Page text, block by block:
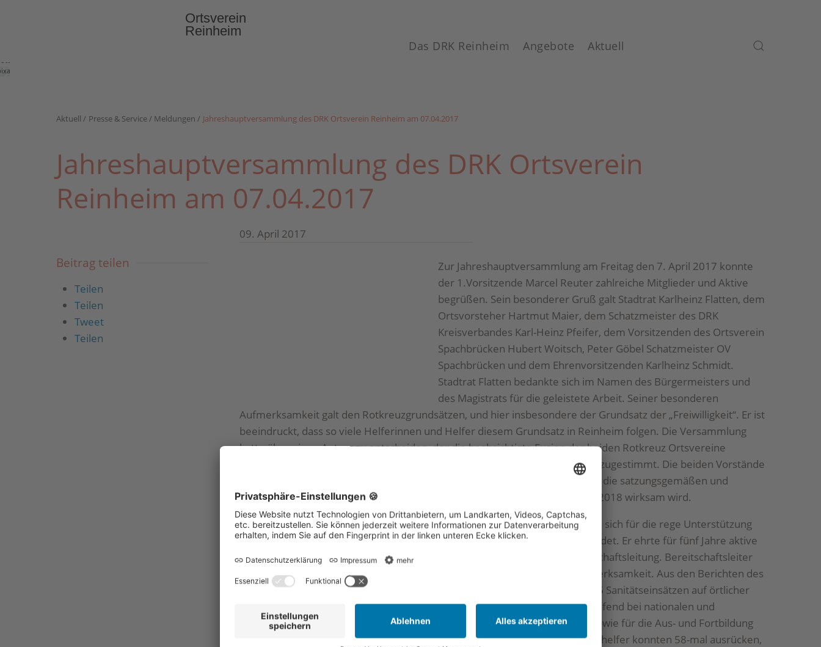
Ortsverein
Reinheim
Das DRK Reinheim
Angebote Aktuell
Aktuell Presse & Service Meldungen Jahreshauptversammlung des DRK Ortsverein Reinheim am 07.04.2017
Jahreshauptversammlung des DRK Ortsverein
Reinheim am 07.04.2017
Beitrag teilen
Teilen
Teilen
Tweet
Teilen
09. April 2017
Zur Jahreshauptversammlung am Freitag den 7. April 2017 konnte
der 1.Vorsitzende Marcel Reuter zahlreiche Mitglieder und Aktive
begrüßen. Sein besonderer Gruß galt Stadtrat Karlheinz Flatten, dem
Ortsvorsteher Hartmut Maier, dem Schatzmeister des DRK
Kreisverbandes Karl-Heinz Pfeifer, dem Vorsitzenden des Ortsverein
Spachbrücken Hubert Woitsch, Peter Göbel Schatzmeister OV
Spachbrücken und dem Ehrenvorsitzenden Karlheinz Schmidt.
Stadtrat Flatten bedankte sich im Namen des Bürgermeisters und
des Magistrats für die geleistete Arbeit. Seiner besonderen
Aufmerksamkeit galt den Rotkreuzgrundsätzen, und hier insbesondere der Grundsatz der „Freiwilligkeit“. Er ist
beeindruckt, dass so viele Helferinnen und Helfer diesem Grundsatz in Reinheim folgen. Die Versammlung
hatte über einen Antrag zu entscheiden, der die beabsichtigte Fusion der beiden Rotkreuz Ortsvereine
Reinheim und Spachbrücken beinhaltete. Diesem Antrag wurde einstimmig zugestimmt. Die beiden Vorstände
Reinheim und Spachbrücken werden mit Unterstützung des Kreisverbandes die satzungsgemäßen und
organisatorischen Abstimmungen vornehmen, damit die Fusion zum 01.01.2018 wirksam wird.
Karl-Heinz Pfeifer überbrachte die Grüße des Kreisvorstandes und bedankte sich für die rege Unterstützung
der Rotkreuzarbeit, die auch auf Kreisverbandsebene ihren Niederschlag findet. Er ehrte für fünf Jahre aktive
Mitgliedschaft Frau Julia Wilhelm und gratulierte im Namen der Kreisbereitschaftsleitung. Bereitschaftsleiter
Philipp Massalsky bedankte sich bei allen Aktiven persönlich mit einer Aufmerksamkeit. Aus den Berichten des
Vorstandes und der Aktiven sind folgende Aktivitäten hervorzuheben: Bei 75 Sanitätseinsätzen auf örtlicher
Ebene, bei der Unterstützung benachbarter Ortsvereine sowie kreisübergreifend bei nationalen und
internationalen Veranstaltungen, z.B. Ironman und Marathon in Frankfurt, sowie für die Aus- und Fortbildung
wurden von den Aktiven insgesamt 4.050 Stunden geleistet. Die fünf Voraushelfer konnten 58-mal ausrücken,